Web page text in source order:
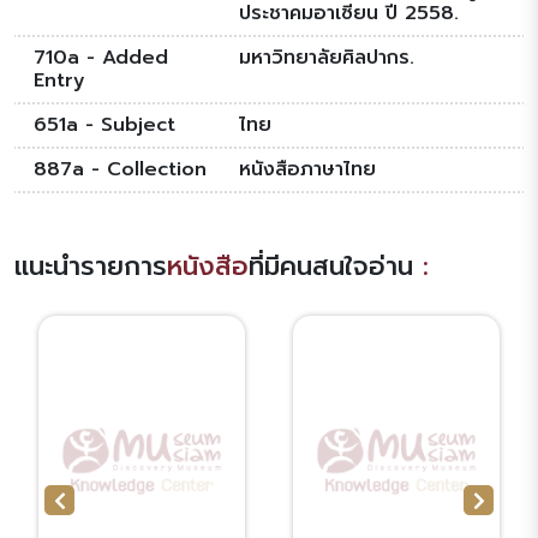
ประชาคมอาเซียน ปี 2558.
710a - Added
Entry
มหาวิทยาลัยศิลปากร.
651a - Subject
ไทย
887a - Collection
หนังสือภาษาไทย
แนะนำรายการหนังสือที่มีคนสนใจอ่าน :